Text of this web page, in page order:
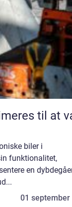
til at
biler i
funktionalitet,
en
01 september